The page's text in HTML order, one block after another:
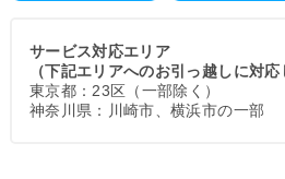
サービス対応エリア
（下記エリアへのお引っ越しに対応
東京都：23区（一部除く）
神奈川県：川崎市、横浜市の一部